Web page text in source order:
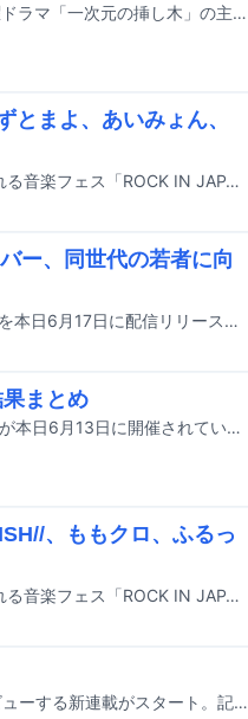
LANAが7月5日に読売テレビ・日本テレビ系で放送がスタートする日曜ドラマ「一次元の挿し木」の主題歌を担当することが発表された。
とまよ、あいみょん、
9月12、13、19、20、21日に千葉・千葉市蘇我スポーツ公園にて行われる音楽フェス「ROCK IN JAPAN FESTIVAL 2026」のタイムテーブルが発表された。
ー、同世代の若者に向
LANAが中村あゆみの楽曲「翼の折れたエンジェル」のカバー歌唱音源を本日6月17日に配信リリースした。
まとめ
国内最大規模の国際音楽賞「MUSIC AWARDS JAPAN 2026」の授賞式が本日6月13日に開催されている。この記事では各部門の受賞結果を発表していく。以下リストの★印が受賞者・受賞作品となる。
、ももクロ、ふるっ
9月12、13、19、20、21日に千葉・千葉市蘇我スポーツ公園にて行われる音楽フェス「ROCK IN JAPAN FESTIVAL 2026」の出演アーティスト第1弾が発表された。
自身も母である音楽ライターの渡辺志保がラッパーの母たちにインタビューする新連載がスタート。記念すべき第1回は、日本のヒップホップシーンのトップランナーであるLEXとLANAの母・カズミさんを迎えた。LEXとLANAが音楽活動を始めるまでが語られた前編に続き、後編では「あの日が一番“暗くて酷い部屋”でした」とカズミさんが語る壮絶な子育てエピソードが明らかになった。またカズミさんが母親の目線でLEXとLANAのベストソングをそれぞれセレクト。「12万円で全員の面倒を見ていた」という時期の思い出の写真なども紹介してくれた。